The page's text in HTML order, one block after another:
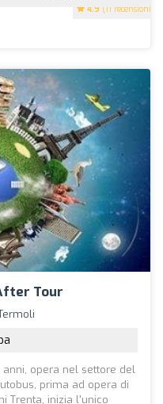
4.9 (11 recensioni)
Tour
opera nel settore del
prima ad opera di
Trenta, inizia l'unico